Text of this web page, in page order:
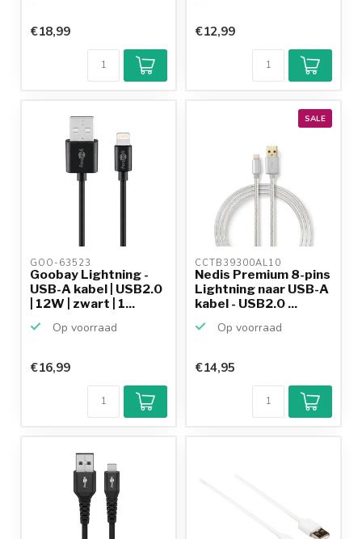
€18,99 €12,99
GOO-63523
Goobay Lightning -
USB-A kabel | USB2.0
| 12W | zwart | 1...
Op voorraad
€16,99
SALE
CCTB39300AL10
Nedis Premium 8-pins
Lightning naar USB-A
kabel - USB2.0 ...
Op voorraad
€14,95